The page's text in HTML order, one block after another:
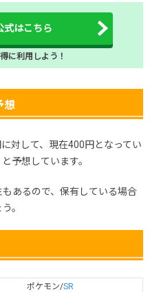
式はこちら
に利用しよう！
想
対して、現在400円となってい
予想しています。
あるので、保有している場合
。
ポケモン/SR